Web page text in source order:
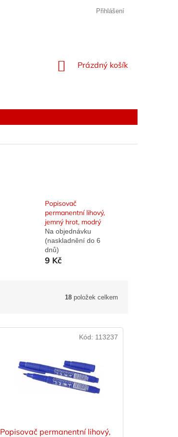
Přihlášení
NÁKUPNÍ
Prázdný košík
Popisovač
permanentní lihový,
jemný hrot, modrý
Na objednávku
(naskladnění do 6
dnů)
9 Kč
18 položek celkem
Popisovač permanentní lihový,
Kód: 113237